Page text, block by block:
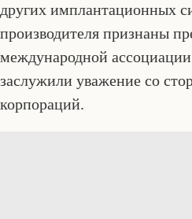
других имплантационных
производителя признаны
международной
заслужили уважение со
корпораций.